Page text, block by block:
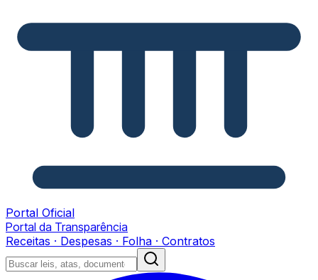
Portal Oficial
Portal da Transparência
Receitas · Despesas · Folha · Contratos